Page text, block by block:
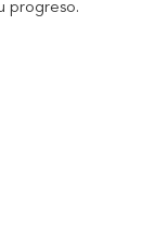
progreso.